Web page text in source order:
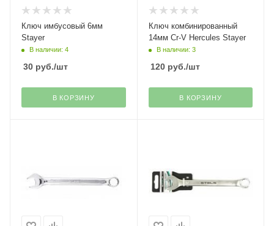
Ключ имбусовый 6мм
Stayer
В наличии: 4
30 руб./шт
В КОРЗИНУ
Ключ комбинированный
14мм Cr-V Hercules Stayer
В наличии: 3
120руб./шт
В КОРЗИНУ